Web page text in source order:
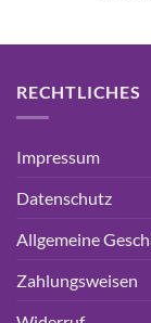
RECHTLICHES
Impressum
Datenschutz
Allgemeine
Zahlungsweisen